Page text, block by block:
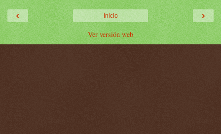
‹ ›
Inicio
Ver versión web